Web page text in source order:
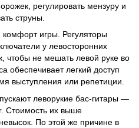
регулировать мензуру и
струны.
игры. Регуляторы
у левосторонних
чтобы не мешать левой руке во
обеспечивает легкий доступ
выступления или репетиции.
леворукие бас-гитары —
Стоимость их выше
По этой же причине в